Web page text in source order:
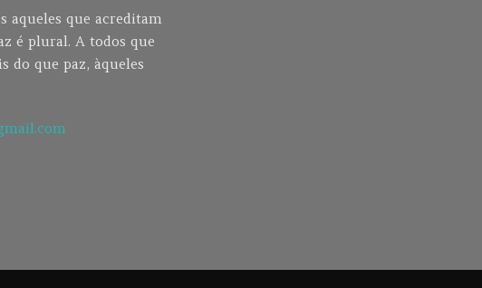
aqueles que acreditam
é plural. A todos que
do que paz, àqueles